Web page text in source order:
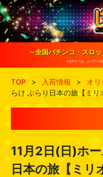
S
k
i
o
～全国パチンコ・スロ
※当サイトは、ユーザーが
TOP > 入荷情報 > オ
らけ ぶらり日本の旅【ミリ
11月2日(日)ホ
日本の旅【ミリ